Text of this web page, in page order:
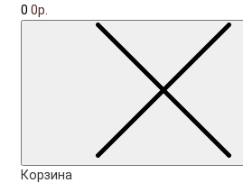
0 0р.
Корзина